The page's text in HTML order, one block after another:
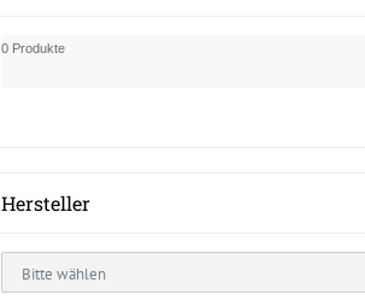
0 Produkte
Hersteller